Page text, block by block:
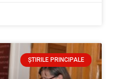
ȘTIRILE PRINCIPALE